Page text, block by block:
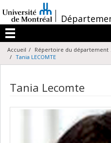
au
contenu
/
Menu
Accueil Répertoire du département
Tania LECOMTE
Tania Lecomte